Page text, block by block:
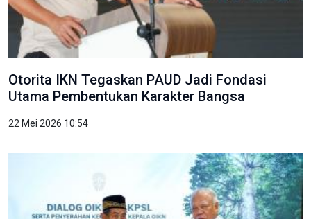
Otorita IKN Tegaskan PAUD Jadi Fondasi
Utama Pembentukan Karakter Bangsa
22 Mei 2026 10:54